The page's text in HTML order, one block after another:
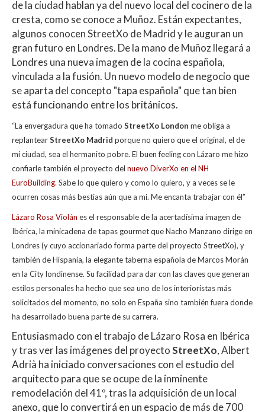
de la ciudad hablan ya del nuevo local del cocinero de la
cresta, como se conoce a Muñoz. Están expectantes,
algunos conocen StreetXo de Madrid y le auguran un
gran futuro en Londres. De la mano de Muñoz llegará a
Londres una nueva imagen de la cocina española,
vinculada a la fusión. Un nuevo modelo de negocio que
se aparta del concepto "tapa española" que tan bien
está funcionando entre los británicos.
“La envergadura que ha tomado StreetXo London me obliga a
replantearStreetXo Madrid porque no quiero que el original, el de
mi ciudad, sea el hermanito pobre. El buen feeling con Lázaro me hizo
confiarle también el proyecto del nuevo DiverXo en el NH
EuroBuilding. Sabe lo que quiero y como lo quiero, y a veces se le
ocurren cosas más bestias aún que a mi. Me encanta trabajar con él”
Lázaro Rosa Violán es el responsable de la acertadísima imagen de
Ibérica, la minicadena de tapas gourmet que Nacho Manzano dirige en
Londres (y cuyo accionariado forma parte del proyecto StreetXo), y
también de Hispania, la elegante taberna española de Marcos Morán
en la City londinense. Su facilidad para dar con las claves que generan
estilos personales ha hecho que sea uno de los interioristas más
solicitados del momento, no solo en España sino también fuera donde
ha desarrollado buena parte de su carrera.
Entusiasmado con el trabajo de Lázaro Rosa en Ibérica
y tras ver las imágenes del proyectoStreetXo, Albert
Adrià ha iniciado conversaciones con el estudio del
arquitecto para que se ocupe de la inminente
remodelación del 41º, tras la adquisición de un local
anexo, que lo convertirá en un espacio de más de 700